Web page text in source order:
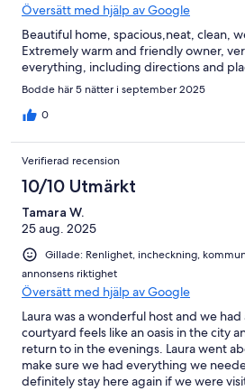
Översätt med hjälp av Google
Beautiful home, spacious,neat, clean,
Extremely warm and friendly owner,
everything, including directions and
Bodde här 5 nätter i september 2025
0
Verifierad recension
10/10 Utmärkt
Tamara W.
25 aug. 2025
Gillade: Renlighet, incheckning,
annonsens riktighet
Översätt med hjälp av Google
Laura was a wonderful host and we had
courtyard feels like an oasis in the city
return to in the evenings. Laura went
make sure we had everything we
definitely stay here again if we were